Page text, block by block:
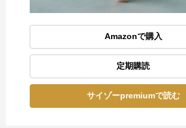
Amazonで購入
定期購読
サイゾーpremiumで読む